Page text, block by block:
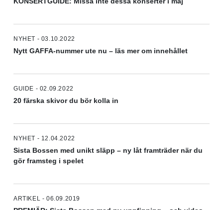
NYHET - 03.10.2022
Nytt GAFFA-nummer ute nu – läs mer om innehållet
GUIDE - 02.09.2022
20 färska skivor du bör kolla in
NYHET - 12.04.2022
Sista Bossen med unikt släpp – ny låt framträder när du
gör framsteg i spelet
ARTIKEL - 06.09.2019